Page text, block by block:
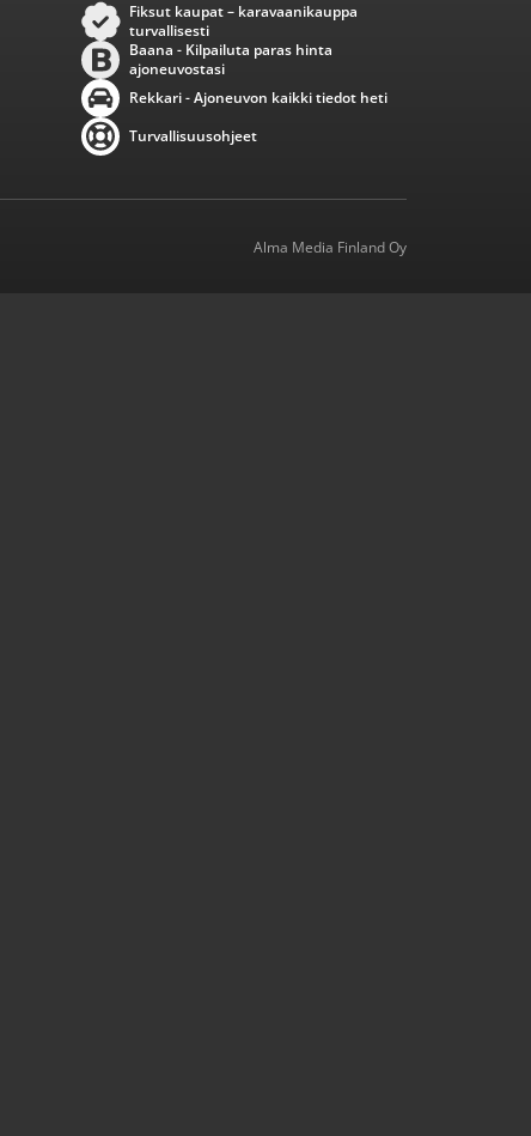
Fiksut kaupat – karavaanikauppa
turvallisesti
Baana - Kilpailuta paras hinta
ajoneuvostasi
Rekkari - Ajoneuvon kaikki tiedot heti
Turvallisuusohjeet
Alma Media Finland Oy